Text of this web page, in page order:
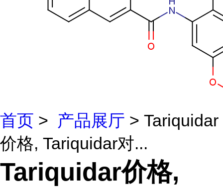
首页 > 产品展厅 > Tariquidar
价格, Tariquidar对...
Tariquidar价格,